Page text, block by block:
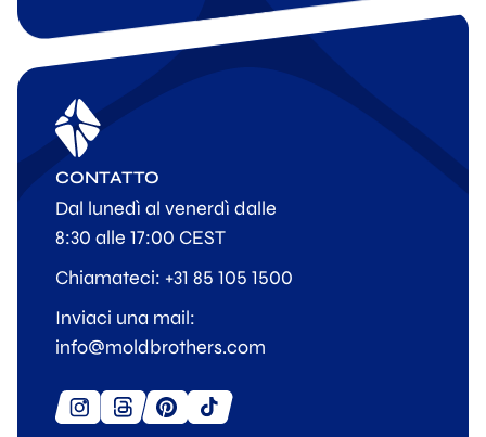
CONTATTO
Dal lunedì al venerdì dalle
8:30 alle 17:00 CEST
Chiamateci: +31 85 105 1500
Inviaci una mail:
info@moldbrothers.com